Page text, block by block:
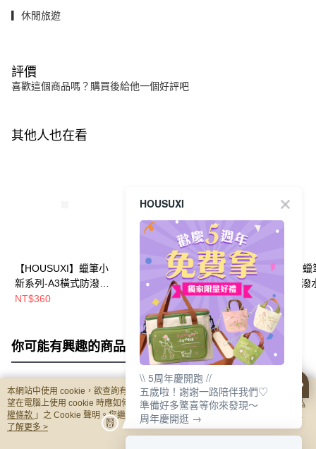
▎休閒旅遊
評價
喜歡這個商品嗎？購買後給他一個好評吧
其他人也在看
【HOUSUXI】蠟筆小
新系列-A3橫式防潑水
透明手提袋(款式可任
NT$360
【HOUSUXI】蠟筆小
新系列阿呆-方形防潑
水透明手提袋【5周年
慶↘三件75折】
NT$265
【HOUSUXI】蠟
新系列阿呆-防潑
明兒童餐袋【5周
↘三件75折】
NT$320
你可能有興趣的商品 全站排行
熱門標籤
本網站中使用 cookie，欲查詢有關本網站使用 cookie 方式之詳情，及若您不希
望在電腦上使用 cookie 時應如何變更電腦的 cookie 設定，請參閱本網站「
隱私
權條款 」之 Cookie 聲明。您繼續使用本網站即表示您同意本公司得按本網站使
用條款之 Cookie 聲明使用 cookie。
了解更多 >
HOUSUXI
\\ 5周年慶開跑 //
五歲啦！謝謝一路陪伴我們♡
準備好多驚喜等你來發現～
周年慶開逛 →